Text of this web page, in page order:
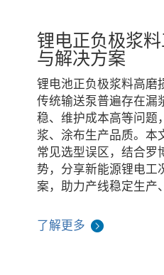
锂电正负极浆
与解决方案
锂电池正负极浆料高磨
传统输送泵普遍存在漏
稳、维护成本高等问题
浆、涂布生产品质。本
常见选型误区，结合罗
势，分享新能源锂电工
案，助力产线稳定生产
了解更多